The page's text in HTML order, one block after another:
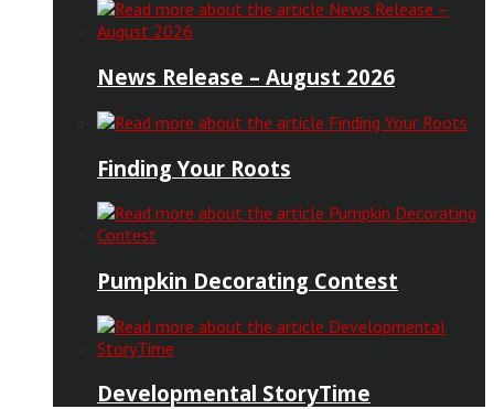
News Release – August 2026
Finding Your Roots
Pumpkin Decorating Contest
Developmental StoryTime